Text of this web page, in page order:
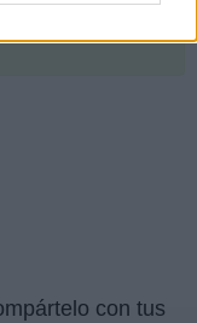
con tus